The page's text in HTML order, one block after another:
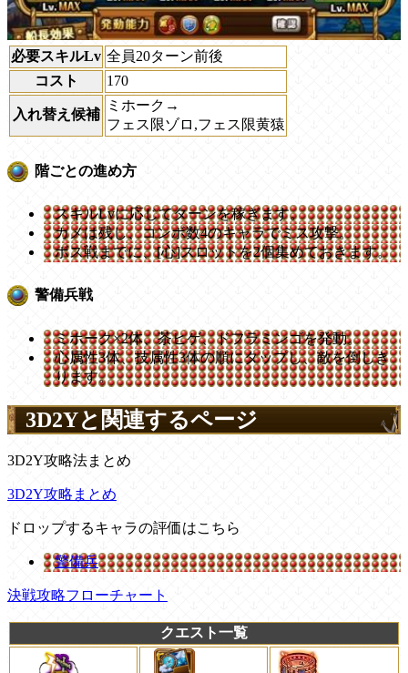
必要スキルLv 全員20ターン前後
コスト
170
入れ替え候補
ミホーク→
フェス限ゾロ,フェス限黄猿
階ごとの進め方
スキルLvに応じてターンを稼ぎます。
カメは残し、コンボ数4のキャラでミス攻撃。
ボス戦までに、[心]スロットを2個集めておきます。
警備兵戦
ミホーク×2体、茶ヒゲ、ドフラミンゴを発動。
心属性3体、技属性3体の順にタップし、敵を倒しき
ります。
3D2Yと関連するページ
3D2Y攻略法まとめ
3D2Y攻略まとめ
ドロップするキャラの評価はこちら
警備兵
決戦攻略フローチャート
クエスト一覧